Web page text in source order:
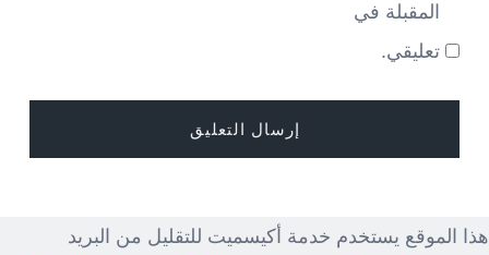
المقبلة في
تعليقي.
هذا الموقع يستخدم خدمة أكيسميت للتقليل من البريد